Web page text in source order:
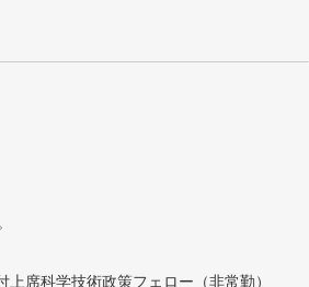
席科学技術政策フェロー（非常勤）